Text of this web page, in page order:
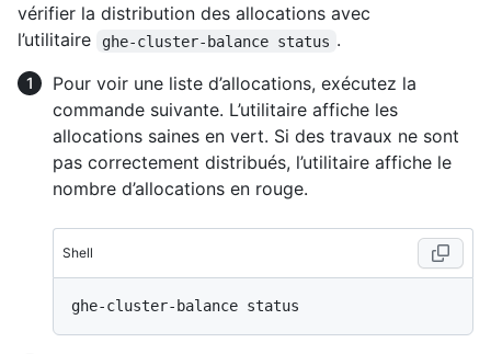
vérifier la distribution des allocations avec
l’utilitaire
ghe-cluster-balance status .
Pour voir une liste d’allocations, exécutez la
commande suivante. L’utilitaire affiche les
allocations saines en vert. Si des travaux ne sont
pas correctement distribués, l’utilitaire affiche le
nombre d’allocations en rouge.
Shell